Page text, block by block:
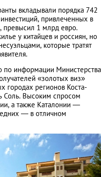
вкладывали порядка 742
привлеченных в
превысил 1 млрд евро.
у китайцев и россиян, но
которые тратят
по информации Министерства
«золотых виз»
городах регионов Коста-
Соль. Высоким спросом
а также Каталонии —
— в отличном